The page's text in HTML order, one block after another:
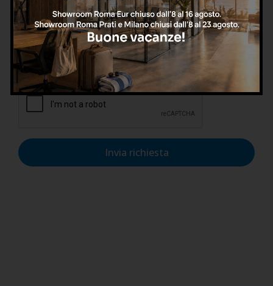
Confermo di aver letto l'informativa sulla privacy, di
accettarne le condizioni e di autorizzare il trattamento dei
dati personali nel rispetto del GDPR.
Invia richiesta